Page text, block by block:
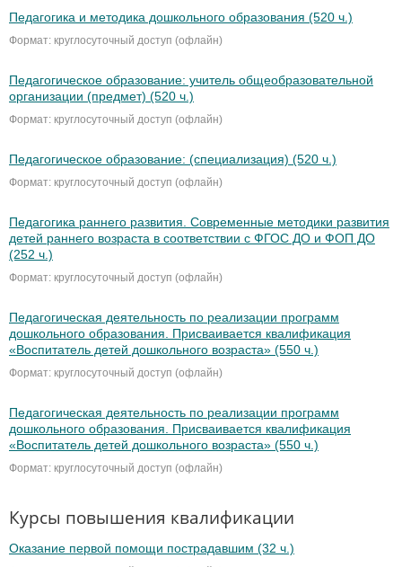
Педагогика и методика дошкольного образования (520 ч.)
Формат: круглосуточный доступ (офлайн)
Педагогическое образование: учитель общеобразовательной
организации (предмет) (520 ч.)
Формат: круглосуточный доступ (офлайн)
Педагогическое образование: (специализация) (520 ч.)
Формат: круглосуточный доступ (офлайн)
Педагогика раннего развития. Современные методики развития
детей раннего возраста в соответствии с ФГОС ДО и ФОП ДО
(252 ч.)
Формат: круглосуточный доступ (офлайн)
Педагогическая деятельность по реализации программ
дошкольного образования. Присваивается квалификация
«Воспитатель детей дошкольного возраста» (550 ч.)
Формат: круглосуточный доступ (офлайн)
Педагогическая деятельность по реализации программ
дошкольного образования. Присваивается квалификация
«Воспитатель детей дошкольного возраста» (550 ч.)
Формат: круглосуточный доступ (офлайн)
Курсы повышения квалификации
Оказание первой помощи пострадавшим (32 ч.)